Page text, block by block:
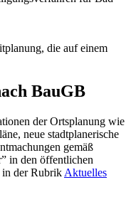
BauGB
der Ortsplanung wie
neue stadtplanerische
gemäß
in den öffentlichen
in der Rubrik Aktuelles